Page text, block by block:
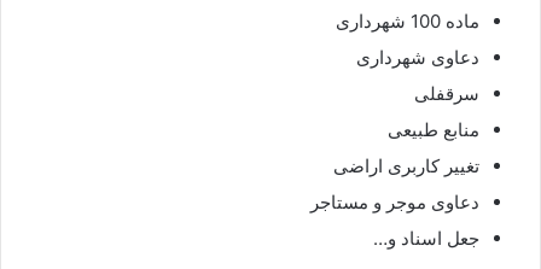
ماده 100 شهرداری
دعاوی شهرداری
سرقفلی
منابع طبیعی
تغییر کاربری اراضی
دعاوی موجر و مستاجر
جعل اسناد و…